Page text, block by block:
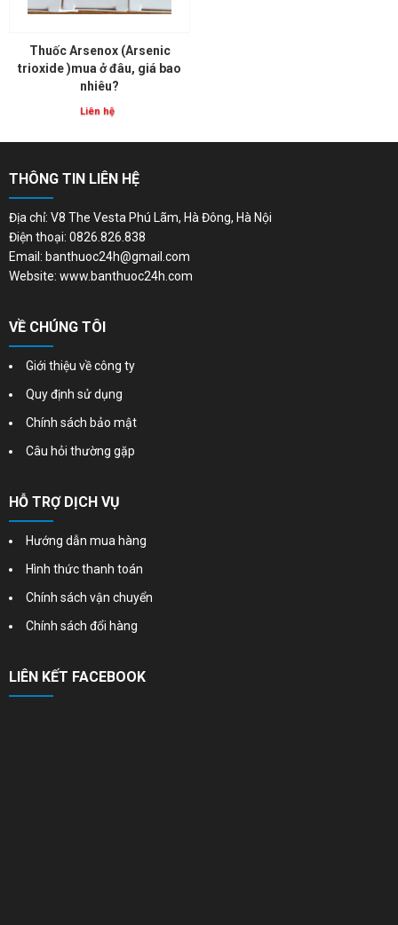
Thuốc Arsenox (Arsenic
trioxide )mua ở đâu, giá bao
nhiêu?
Liên hệ
THÔNG TIN LIÊN HỆ
Địa chỉ: V8 The Vesta Phú Lãm, Hà Đông, Hà Nội
Điện thoại: 0826.826.838
Email: banthuoc24h@gmail.com
Website: www.banthuoc24h.com
VỀ CHÚNG TÔI
Giới thiệu về công ty
Quy định sử dụng
Chính sách bảo mật
Câu hỏi thường gặp
HỖ TRỢ DỊCH VỤ
Hướng dẫn mua hàng
Hình thức thanh toán
Chính sách vận chuyển
Chính sách đổi hàng
LIÊN KẾT FACEBOOK